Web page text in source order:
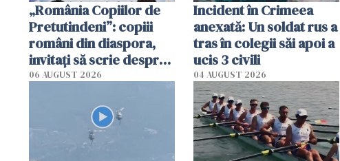
„România Copiilor de
Pretutindeni”: copiii
români din diaspora,
invitați să scrie despre
România într-un volum
06 AUGUST 2026
Incident în Crimeea
anexată: Un soldat rus a
tras în colegii săi apoi a
ucis 3 civili
04 AUGUST 2026